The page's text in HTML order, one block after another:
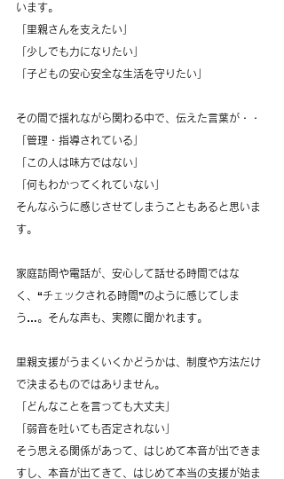
います。
「里親さんを支えたい」
「少しでも力になりたい」
「子どもの安心安全な生活を守りたい」
その間で揺れながら関わる中で、伝えた言葉が・・
「管理・指導されている」
「この人は味方ではない」
「何もわかってくれていない」
そんなふうに感じさせてしまうこともあると思いま
す。
家庭訪問や電話が、安心して話せる時間ではな
く、“チェックされる時間”のように感じてしま
う…。そんな声も、実際に聞かれます。
里親支援がうまくいくかどうかは、制度や方法だけ
で決まるものではありません。
「どんなことを言っても大丈夫」
「弱音を吐いても否定されない」
そう思える関係があって、はじめて本音が出できま
すし、本音が出てきて、はじめて本当の支援が始ま